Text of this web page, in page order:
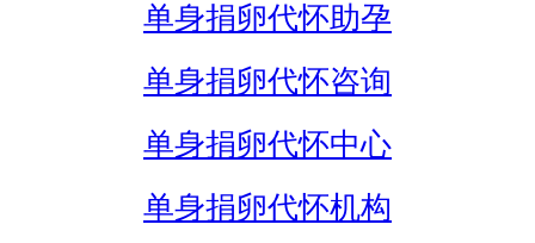
单身捐卵代怀助孕
单身捐卵代怀咨询
单身捐卵代怀中心
单身捐卵代怀机构